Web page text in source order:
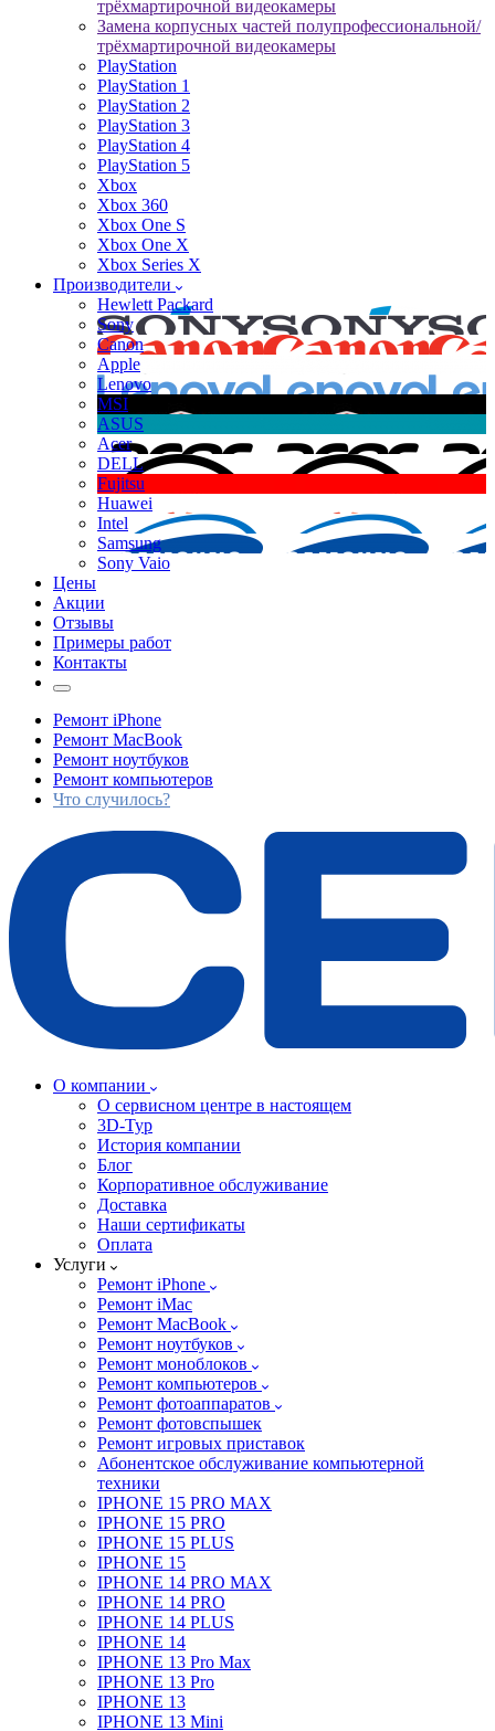
трёхмартирочной видеокамеры
Замена корпусных частей полупрофессиональной/
трёхмартирочной видеокамеры
PlayStation
PlayStation 1
PlayStation 2
PlayStation 3
PlayStation 4
PlayStation 5
Xbox
Xbox 360
Xbox One S
Xbox One X
Xbox Series X
Производители
Hewlett Packard
Sony
Canon
Apple
Lenovo
MSI
ASUS
Acer
DELL
Fujitsu
Huawei
Intel
Samsung
Sony Vaio
Цены
Акции
Отзывы
Примеры работ
Контакты
Ремонт iPhone
Ремонт MacBook
Ремонт ноутбуков
Ремонт компьютеров
Что случилось?
О компании
О сервисном центре в настоящем
3D-Тур
История компании
Блог
Корпоративное обслуживание
Доставка
Наши сертификаты
Оплата
Услуги
Ремонт iPhone
Ремонт iMac
Ремонт MacBook
Ремонт ноутбуков
Ремонт моноблоков
Ремонт компьютеров
Ремонт фотоаппаратов
Ремонт фотовспышек
Ремонт игровых приставок
Абонентское обслуживание компьютерной
техники
IPHONE 15 PRO MAX
IPHONE 15 PRO
IPHONE 15 PLUS
IPHONE 15
IPHONE 14 PRO MAX
IPHONE 14 PRO
IPHONE 14 PLUS
IPHONE 14
IPHONE 13 Pro Max
IPHONE 13 Pro
IPHONE 13
IPHONE 13 Mini